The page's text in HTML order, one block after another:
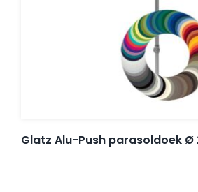
Glatz Alu-Push parasoldoek Ø